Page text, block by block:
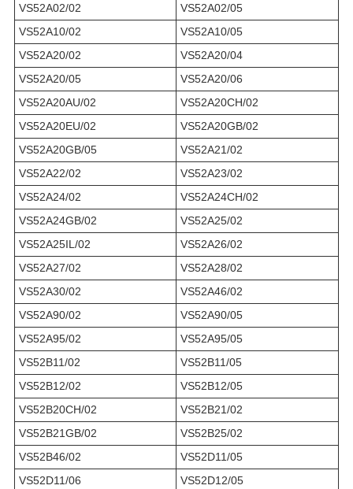
VS52A02/02
VS52A02/05
VS52A10/02
VS52A10/05
VS52A20/02
VS52A20/04
VS52A20/05
VS52A20/06
VS52A20AU/02
VS52A20CH/02
VS52A20EU/02
VS52A20GB/02
VS52A20GB/05
VS52A21/02
VS52A22/02
VS52A23/02
VS52A24/02
VS52A24CH/02
VS52A24GB/02
VS52A25/02
VS52A25IL/02
VS52A26/02
VS52A27/02
VS52A28/02
VS52A30/02
VS52A46/02
VS52A90/02
VS52A90/05
VS52A95/02
VS52A95/05
VS52B11/02
VS52B11/05
VS52B12/02
VS52B12/05
VS52B20CH/02
VS52B21/02
VS52B21GB/02
VS52B25/02
VS52B46/02
VS52D11/05
VS52D11/06
VS52D12/05